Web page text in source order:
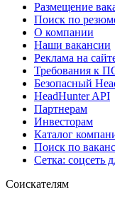
Размещение
Поиск по
О компании
Наши вакансии
Реклама на
Требования к
Безопасный
HeadHunter API
Партнерам
Инвесторам
Каталог
Поиск по
Сетка: соцсеть
Соискателям